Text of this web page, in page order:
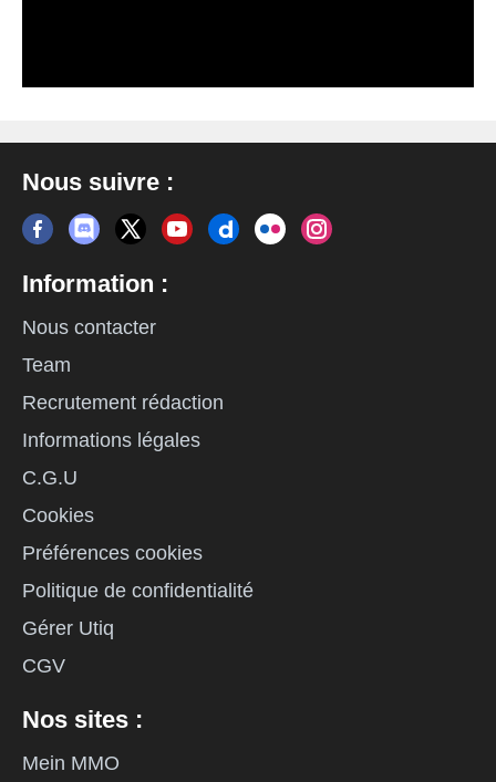
Nous suivre :
Information :
Nous contacter
Team
Recrutement rédaction
Informations légales
C.G.U
Cookies
Préférences cookies
Politique de confidentialité
Gérer Utiq
CGV
Nos sites :
Mein MMO